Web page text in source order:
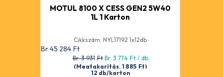
MOTUL 8100 X CESS GEN2 5W40
1L 1 Karton
Cikkszám: NYL17192 1x12db
Br 45 284 Ft
Br. 3 931 Ft Br. 3 774 Ft/ db
(Megtakarítás. 1 885 Ft)
12 db/karton